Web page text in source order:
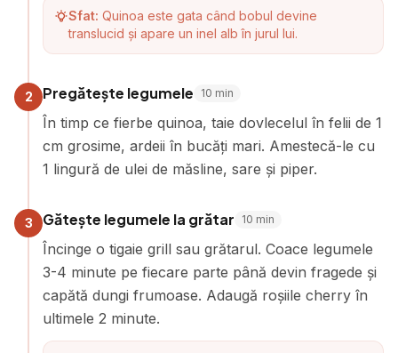
Sfat: Quinoa este gata când bobul devine
translucid și apare un inel alb în jurul lui.
2 Pregătește legumele 10 min
În timp ce fierbe quinoa, taie dovlecelul în felii de 1
cm grosime, ardeii în bucăți mari. Amestecă-le cu
1 lingură de ulei de măsline, sare și piper.
3 Gătește legumele la grătar 10 min
Încinge o tigaie grill sau grătarul. Coace legumele
3-4 minute pe fiecare parte până devin fragede și
capătă dungi frumoase. Adaugă roșiile cherry în
ultimele 2 minute.